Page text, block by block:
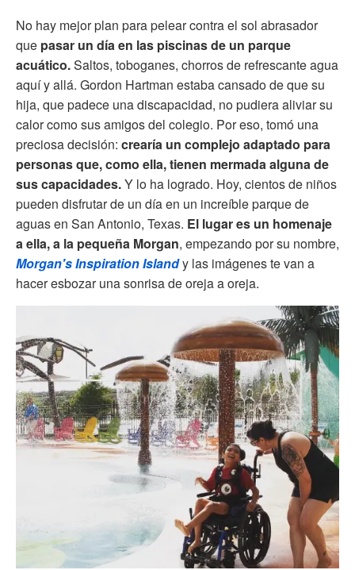
No hay mejor plan para pelear contra el sol abrasador
que pasar un día en las piscinas de un parque
acuático.Saltos, toboganes, chorros de refrescante agua
aquí y allá. Gordon Hartman estaba cansado de que su
hija, que padece una discapacidad, no pudiera aliviar su
calor como sus amigos del colegio. Por eso, tomó una
preciosa decisión: crearía un complejo adaptado para
personas que, como ella, tienen mermada alguna de
sus capacidades.Y lo ha logrado. Hoy, cientos de niños
pueden disfrutar de un día en un increíble parque de
aguas en San Antonio, Texas. El lugar es un homenaje
a ella, a la pequeña Morgan, empezando por su nombre,
Morgan's Inspiration Islandy las imágenes te van a
hacer esbozar una sonrisa de oreja a oreja.